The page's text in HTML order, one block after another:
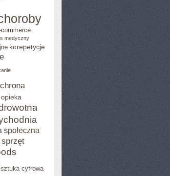
commerce
medyczny
korepetycje
opieka
społeczna
sprzęt
sztuka cyfrowa